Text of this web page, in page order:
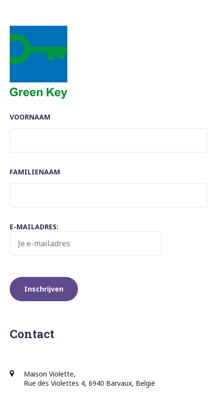
VOORNAAM
FAMILIENAAM
E-MAILADRES:
Contact
Maison Violette,
Rue des Violettes 4, 6940 Barvaux, België